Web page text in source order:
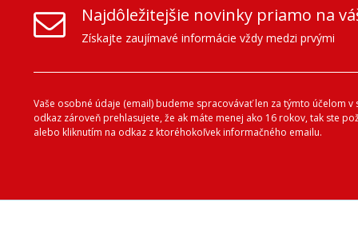
Najdôležitejšie novinky priamo na
Získajte zaujímavé informácie vždy medzi prvými
Vaše osobné údaje (email) budeme spracovávať len za týmto účelom
odkaz zároveň prehlasujete, že ak máte menej ako 16 rokov, tak ste
alebo kliknutím na odkaz z ktoréhokoľvek informačného emailu.